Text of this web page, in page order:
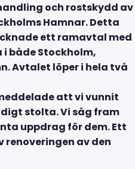
och rostskydd av
Hamnar. Detta
ett ramavtal med
både Stockholm,
Avtalet löper i hela två
att vi vunnit
stolta. Vi såg fram
uppdrag för dem. Ett
renoveringen av den